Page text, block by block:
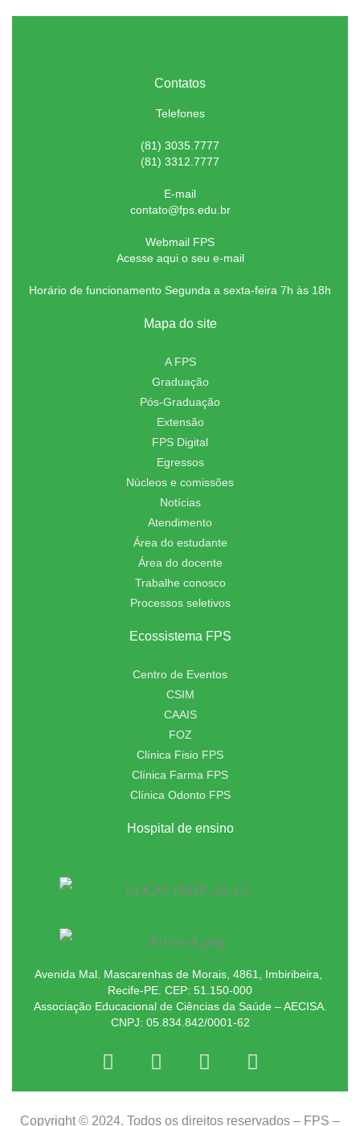
Contatos
Telefones
(81) 3035.7777
(81) 3312.7777
E-mail
contato@fps.edu.br
Webmail FPS
Acesse aqui o seu e-mail
Horário de funcionamento Segunda a sexta-feira 7h às 18h
Mapa do site
A FPS
Graduação
Pós-Graduação
Extensão
FPS Digital
Egressos
Núcleos e comissões
Notícias
Atendimento
Área do estudante
Área do docente
Trabalhe conosco
Processos seletivos
Ecossistema FPS
Centro de Eventos
CSIM
CAAIS
FOZ
Clínica Fisio FPS
Clínica Farma FPS
Clínica Odonto FPS
Hospital de ensino
Avenida Mal. Mascarenhas de Morais, 4861, Imbiribeira,
Recife-PE. CEP: 51.150-000
Associação Educacional de Ciências da Saúde – AECISA.
CNPJ: 05.834.842/0001-62
Copyright © 2024. Todos os direitos reservados – FPS –